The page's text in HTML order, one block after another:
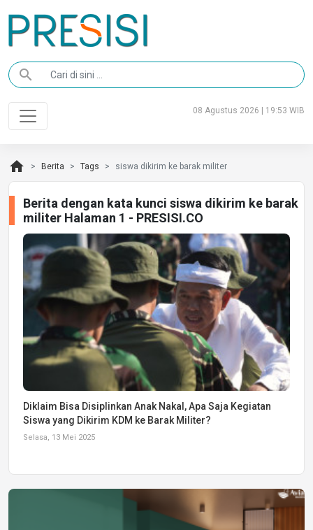
search
08 Agustus 2026 | 19:53 WIB
home Berita Tags siswa dikirim ke barak militer
Berita dengan kata kunci siswa dikirim ke barak
militer Halaman 1 - PRESISI.CO
Diklaim Bisa Disiplinkan Anak Nakal, Apa Saja Kegiatan
Siswa yang Dikirim KDM ke Barak Militer?
Selasa, 13 Mei 2025